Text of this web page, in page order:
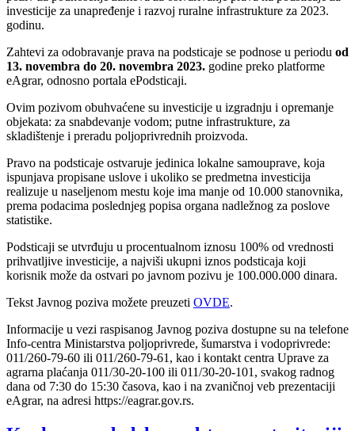
investicije za unapređenje i razvoj ruralne infrastrukture za 2023.
godinu.
Zahtevi za odobravanje prava na podsticaje se podnose u periodu od
13. novembra do 20. novembra 2023. godine preko platforme
eAgrar, odnosno portala ePodsticaji.
Ovim pozivom obuhvaćene su investicije u izgradnju i opremanje
objekata: za snabdevanje vodom; putne infrastrukture, za
skladištenje i preradu poljoprivrednih proizvoda.
Pravo na podsticaje ostvaruje jedinica lokalne samouprave, koja
ispunjava propisane uslove i ukoliko se predmetna investicija
realizuje u naseljenom mestu koje ima manje od 10.000 stanovnika,
prema podacima poslednjeg popisa organa nadležnog za poslove
statistike.
Podsticaji se utvrđuju u procentualnom iznosu 100% od vrednosti
prihvatljive investicije, a najviši ukupni iznos podsticaja koji
korisnik može da ostvari po javnom pozivu je 100.000.000 dinara.
Tekst Javnog poziva možete preuzeti OVDE.
Informacije u vezi raspisanog Javnog poziva dostupne su na telefone
Info-centra Ministarstva poljoprivrede, šumarstva i vodoprivrede:
011/260-79-60 ili 011/260-79-61, kao i kontakt centra Uprave za
agrarna plaćanja 011/30-20-100 ili 011/30-20-101, svakog radnog
dana od 7:30 do 15:30 časova, kao i na zvaničnoj veb prezentaciji
eAgrar, na adresi https://eagrar.gov.rs.